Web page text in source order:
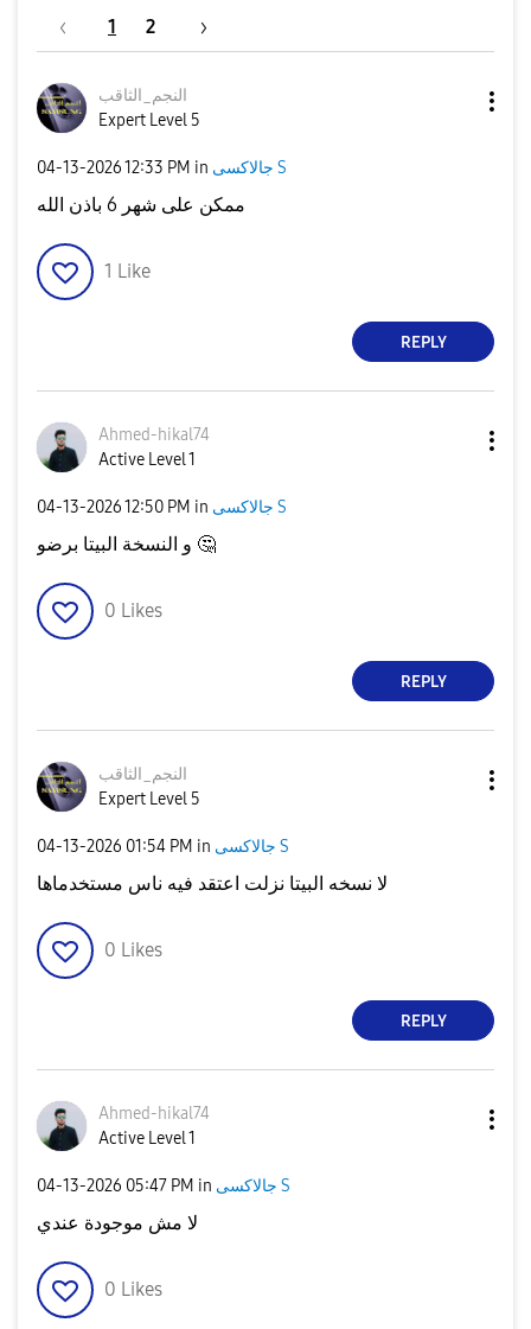
1 2
النجم_الثاقب
Expert Level 5
‎04-13-202612:33 PM in جالاكسى S
ممكن على شهر 6 باذن الله
1 Like
REPLY
Ahmed-hikal74
Active Level 1
‎04-13-202612:50 PM in جالاكسى S
🤔
0 Likes
REPLY
النجم_الثاقب
Expert Level 5
‎04-13-2026 01:54 PM in جالاكسى S
لا نسخه البيتا نزلت اعتقد فيه ناس مستخدماها
0 Likes
REPLY
Ahmed-hikal74
Active Level 1
‎04-13-2026 05:47 PM in جالاكسى S
لا مش موجودة عندي
0 Likes